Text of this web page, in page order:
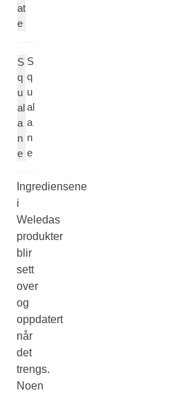
at
e
S
q
u
al
a
n
e
S
q
u
al
a
n
e
Ingrediensene
i
Weledas
produkter
blir
sett
over
og
oppdatert
når
det
trengs.
Noen